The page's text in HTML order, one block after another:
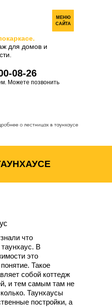
08-26
Можете позвонить
для домов и
МЕНЮ
САЙТА
о лестницах в таунхаусе
что
В
это
Такое
собой коттедж
и тем самым там не
Таунхаусы
постройки, а